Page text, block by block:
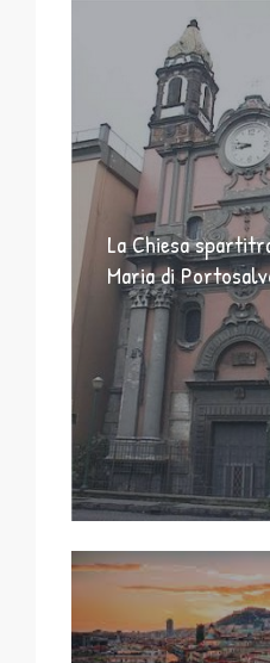
La Chiesa
Maria di